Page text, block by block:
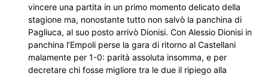
vincere una partita in un primo momento delicato della
stagione ma, nonostante tutto non salvò la panchina di
Pagliuca, al suo posto arrivò Dionisi. Con Alessio Dionisi in
panchina l’Empoli perse la gara di ritorno al Castellani
malamente per 1-0: parità assoluta insomma, e per
decretare chi fosse migliore tra le due il ripiego alla